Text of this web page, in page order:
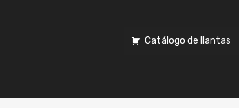
Catálogo de llantas